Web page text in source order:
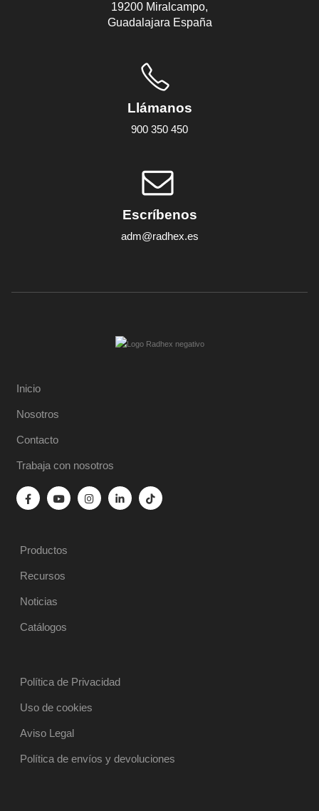
19200 Miralcampo,
Guadalajara España
Llámanos
900 350 450
Escríbenos
adm@radhex.es
Inicio
Nosotros
Contacto
Trabaja con nosotros
Productos
Recursos
Noticias
Catálogos
Política de Privacidad
Uso de cookies
Aviso Legal
Política de envíos y devoluciones